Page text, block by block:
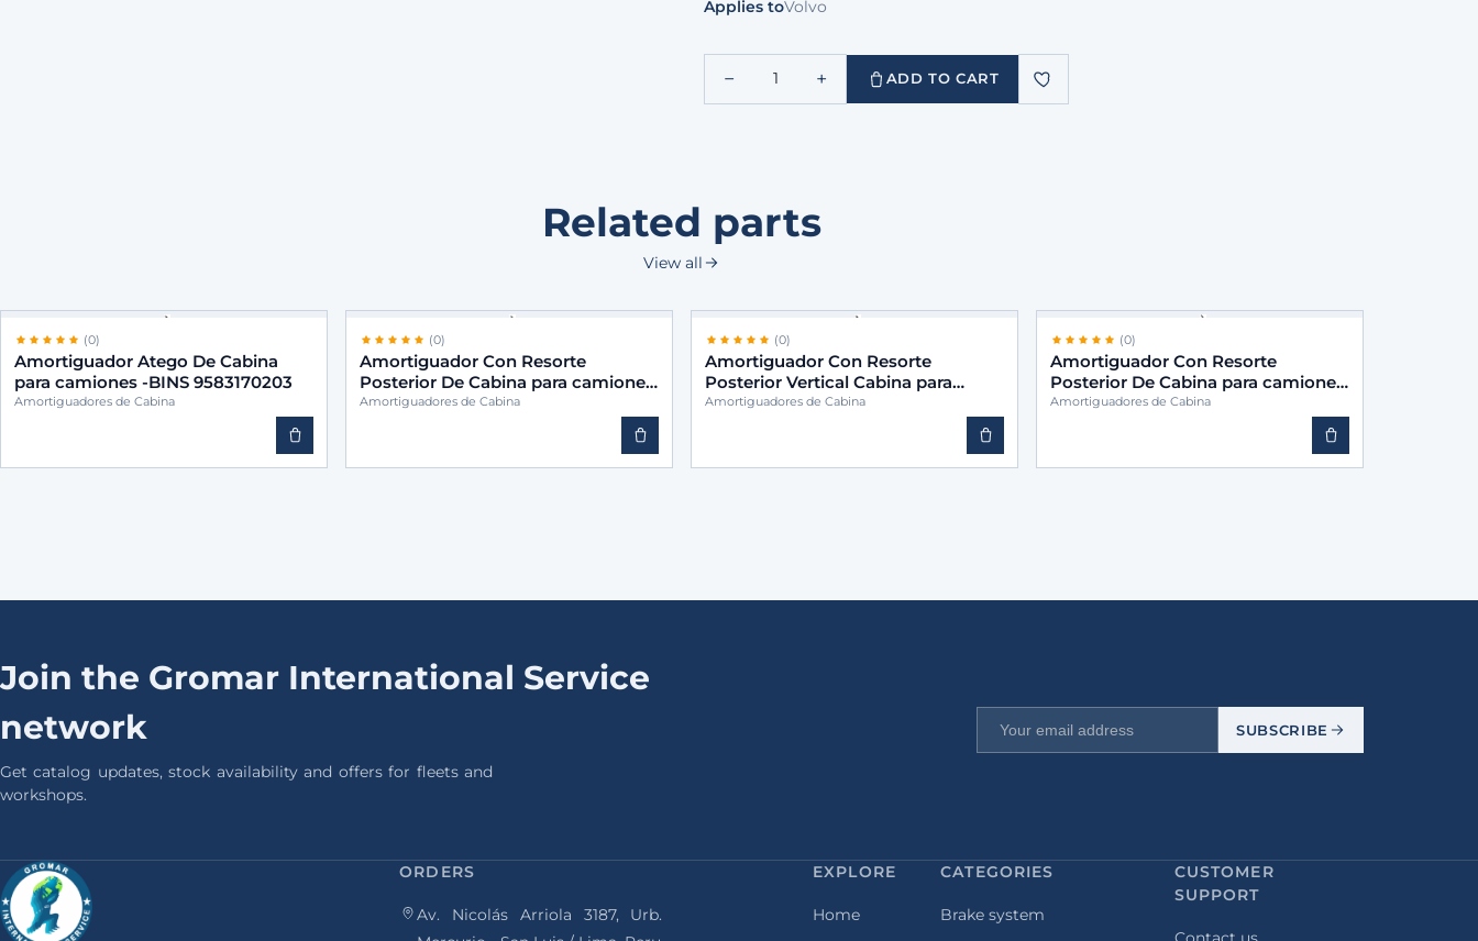
Applies toVolvo
− 1 + ADD TO CART
Related parts
View all
(0)
Amortiguador Atego De Cabina
para camiones -BINS 9583170203
Amortiguadores de Cabina
(0)
Amortiguador Con Resorte
Posterior De Cabina para camiones
-BINS 9583171903
Amortiguadores de Cabina
(0)
Amortiguador Con Resorte
Posterior Vertical Cabina para
camiones -BINS 9583170103
Amortiguadores de Cabina
(0)
Amortiguador Con Resorte
Posterior De Cabina para camiones
-BINS 9583172703
Amortiguadores de Cabina
Join the Gromar International Service
network
Get catalog updates, stock availability and offers for fleets and
workshops.
SUBSCRIBE
ORDERS
Av. Nicolás Arriola 3187, Urb.
EXPLORE
Home
CATEGORIES
Brake system
CUSTOMER
SUPPORT